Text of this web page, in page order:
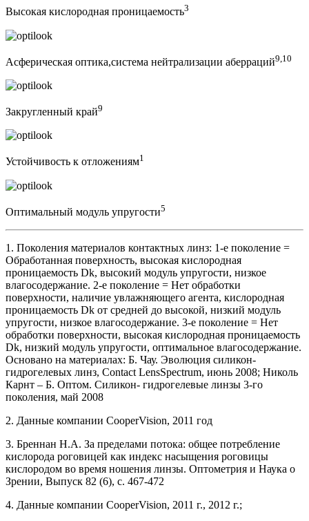
Высокая кислородная проницаемость3
Асферическая оптика,система нейтрализации аберраций9,10
Закругленный край9
Устойчивость к отложениям1
Оптимальный модуль упругости5
1. Поколения материалов контактных линз: 1-е поколение =
Обработанная поверхность, высокая кислородная
проницаемость Dk, высокий модуль упругости, низкое
влагосодержание. 2-е поколение = Нет обработки
поверхности, наличие увлажняющего агента, кислородная
проницаемость Dk от средней до высокой, низкий модуль
упругости, низкое влагосодержание. 3-е поколение = Нет
обработки поверхности, высокая кислородная проницаемость
Dk, низкий модуль упругости, оптимальное влагосодержание.
Основано на материалах: Б. Чау. Эволюция силикон-
гидрогелевых линз, Contact LensSpectrum, июнь 2008; Николь
Карнт – Б. Оптом. Cиликон- гидрогелевые линзы 3-го
поколения, май 2008
2. Данные компании CooperVision, 2011 год
3. Бреннан Н.А. За пределами потока: общее потребление
кислорода роговицей как индекс насыщения роговицы
кислородом во время ношения линзы. Оптометрия и Наука о
Зрении, Выпуск 82 (6), с. 467-472
4. Данные компании CooperVision, 2011 г., 2012 г.;